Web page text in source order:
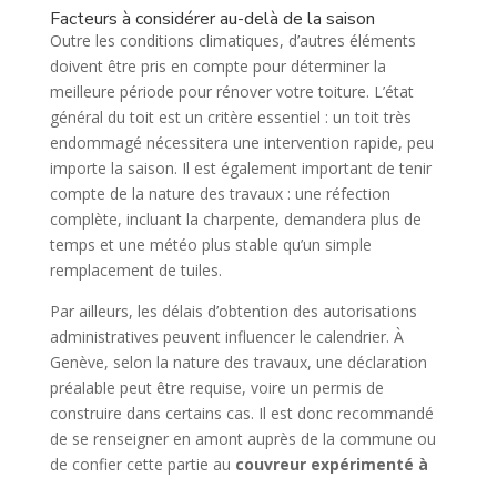
Facteurs à considérer au-delà de la saison
Outre les conditions climatiques, d’autres éléments
doivent être pris en compte pour déterminer la
meilleure période pour rénover votre toiture. L’état
général du toit est un critère essentiel : un toit très
endommagé nécessitera une intervention rapide, peu
importe la saison. Il est également important de tenir
compte de la nature des travaux : une réfection
complète, incluant la charpente, demandera plus de
temps et une météo plus stable qu’un simple
remplacement de tuiles.
Par ailleurs, les délais d’obtention des autorisations
administratives peuvent influencer le calendrier. À
Genève, selon la nature des travaux, une déclaration
préalable peut être requise, voire un permis de
construire dans certains cas. Il est donc recommandé
de se renseigner en amont auprès de la commune ou
de confier cette partie au couvreur expérimenté à